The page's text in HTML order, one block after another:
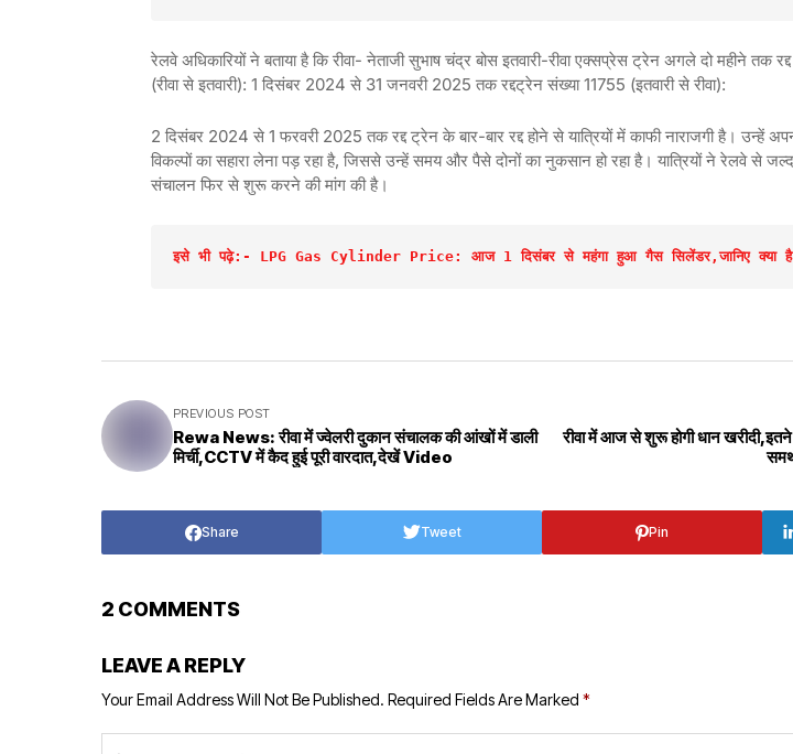
रेलवे अधिकारियों ने बताया है कि रीवा- नेताजी सुभाष चंद्र बोस इतवारी-रीवा एक्सप्रेस ट्रेन अगले दो महीने तक
(रीवा से इतवारी): 1 दिसंबर 2024 से 31 जनवरी 2025 तक रद्दट्रेन संख्या 11755 (इतवारी से रीवा):
2 दिसंबर 2024 से 1 फरवरी 2025 तक रद्द ट्रेन के बार-बार रद्द होने से यात्रियों में काफी नाराजगी है। उन्हें
विकल्पों का सहारा लेना पड़ रहा है, जिससे उन्हें समय और पैसे दोनों का नुकसान हो रहा है। यात्रियों ने रेलवे से
संचालन फिर से शुरू करने की मांग की है।
इसे भी पढ़े:- LPG Gas Cylinder Price: आज 1 दिसंबर से महंगा हुआ गैस सिलेंडर,जानिए क्या है
PREVIOUS POST
Rewa News: रीवा में ज्वेलरी दुकान संचालक की आंखों में डाली
मिर्ची,CCTV में कैद हुई पूरी वारदात,देखें Video
रीवा में आज से शुरू होगी धान खरीदी,इतने
Share Tweet Pin
2 COMMENTS
LEAVE A REPLY
Your Email Address Will Not Be Published. Required Fields Are Marked *